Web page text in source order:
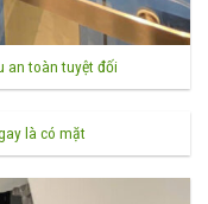
an toàn tuyệt đối
là có mặt